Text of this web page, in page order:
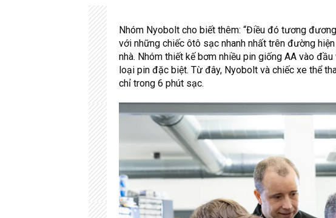
Nhóm Nyobolt cho biết thêm: “Điều đó tương
với những chiếc ôtô sạc nhanh nhất trên đường
nhà. Nhóm thiết kế bơm nhiều pin giống AA vào
loại pin đặc biệt. Từ đây, Nyobolt và chiếc xe thể
chỉ trong 6 phút sạc.